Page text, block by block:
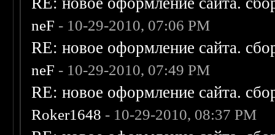
neF - 10-29-2010, 07:06 PM
RE: новое оформление сайта.
neF - 10-29-2010, 07:49 PM
RE: новое оформление сайта.
Roker1648 - 10-29-2010, 08:37 PM